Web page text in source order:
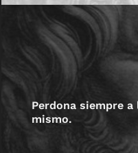
Perdona siempre
mismo.